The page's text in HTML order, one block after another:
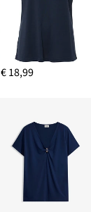
€ 18,99